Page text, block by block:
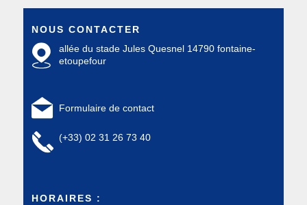
NOUS CONTACTER
allée du stade Jules Quesnel 14790 fontaine-
etoupefour
Formulaire de contact
(+33) 02 31 26 73 40
HORAIRES :